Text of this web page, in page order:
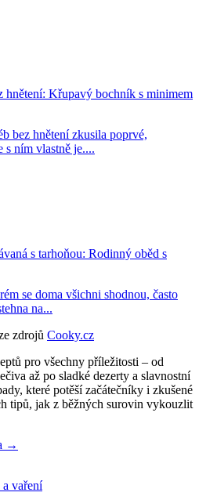
hnětení: Křupavý bochník s minimem
bez hnětení zkusila poprvé,
s ním vlastně je....
s tarhoňou: Rodinný oběd s
se doma všichni shodnou, často
na...
zdrojů Cooky.cz
pro všechny příležitosti – od
až po sladké dezerty a slavnostní
které potěší začátečníky i zkušené
tipů, jak z běžných surovin vykouzlit
→
a vaření